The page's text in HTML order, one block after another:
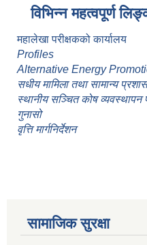
विभिन्न महत्वपूर्ण
महालेखा परीक्षकको कार्यालय
Profiles
Alternative Energy
सधीय मामिला तथा सामान्य
स्थानीय सञ्चित कोष
गुनासो
वृत्ति मार्गनिर्देशन
सामाजिक सुरक्षा